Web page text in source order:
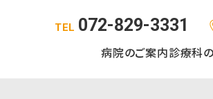
TEL 072-829-3331
病院のご案内診療科